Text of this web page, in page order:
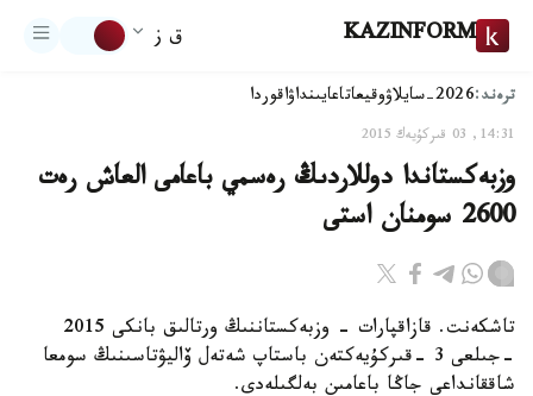
KAZINFORM ق ز
ترەند:2026-سايلاۋ وقيعاتاعايىنداۋاقوردا
14:31, 03 قىركۇيەك 2015
وزبەكستاندا دوللاردىڭ رەسمي باعامى العاش رەت
2600 سومنان استى
تاشكەنت. قازاقپارات - وزبەكستاننىڭ ورتالىق بانكى 2015
-جىلعى 3 -قىركۇيەكتەن باستاپ شەتەل ۆاليۋتاسىنىڭ سومعا
شاققانداعى جاڭا باعامىن بەلگىلەدى.